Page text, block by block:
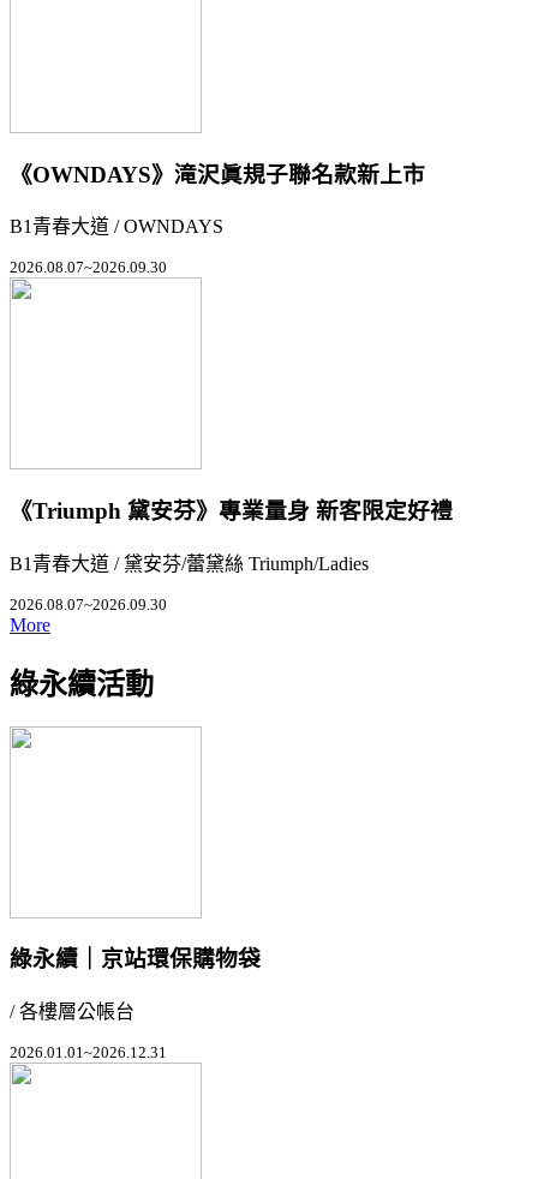
《OWNDAYS》滝沢眞規子聯名款新上市
B1青春大道 / OWNDAYS
2026.08.07~2026.09.30
《Triumph 黛安芬》專業量身 新客限定好禮
B1青春大道 / 黛安芬/蕾黛絲 Triumph/Ladies
2026.08.07~2026.09.30
More
綠永續活動
綠永續｜京站環保購物袋
/ 各樓層公帳台
2026.01.01~2026.12.31